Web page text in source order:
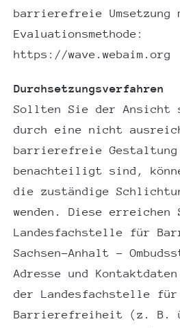
barrierefreie Umsetzung
Evaluationsmethode:
https://wave.webaim.org
Durchsetzungsverfahren
Sollten Sie der Ansicht
durch eine nicht
barrierefreie Gestaltung
benachteiligt sind,
die zuständige
wenden. Diese
Landesfachstelle für
Sachsen-Anhalt –
Adresse und
der Landesfachstelle für
Barrierefreiheit (z. B.